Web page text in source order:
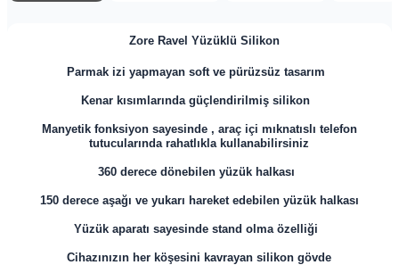
Zore Ravel Yüzüklü Silikon
Parmak izi yapmayan soft ve pürüzsüz tasarım
Kenar kısımlarında güçlendirilmiş silikon
Manyetik fonksiyon sayesinde , araç içi mıknatıslı telefon
tutucularında rahatlıkla kullanabilirsiniz
360 derece dönebilen yüzük halkası
150 derece aşağı ve yukarı hareket edebilen yüzük halkası
Yüzük aparatı sayesinde stand olma özelliği
Cihazınızın her köşesini kavrayan silikon gövde